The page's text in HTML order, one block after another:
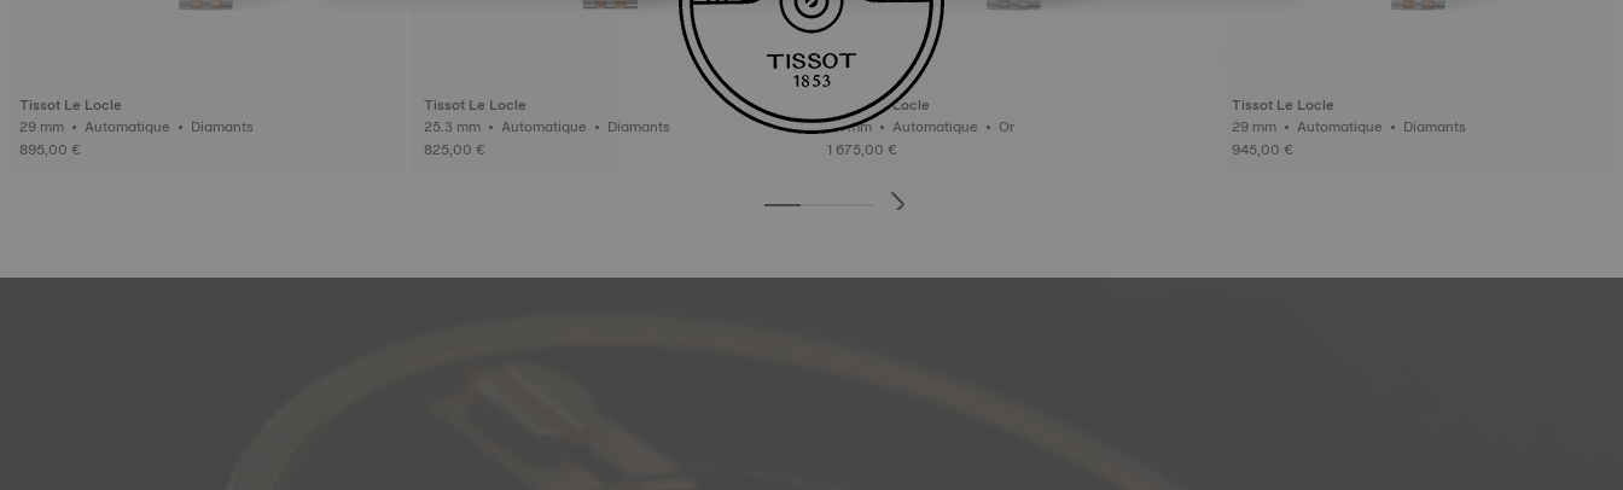
Tissot Le Locle
29 mm • Automatique • Diamants
895,00 €
Tissot Le Locle
25.3 mm • Automatique • Diamants
825,00 €
Tissot Le Locle
29 mm • Automatique • Or
1 675,00 €
Tissot Le Locle
29 mm • Automatique • Diamants
945,00 €